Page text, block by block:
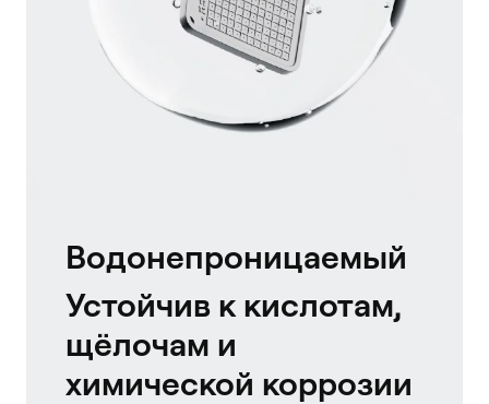
Водонепроницаемый
Устойчив к кислотам,
щёлочам и
химической коррозии